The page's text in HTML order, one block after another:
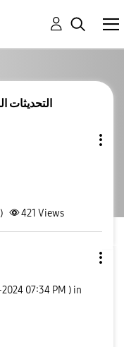
التحديثات
421 Views
2024 07:34 PM ) in